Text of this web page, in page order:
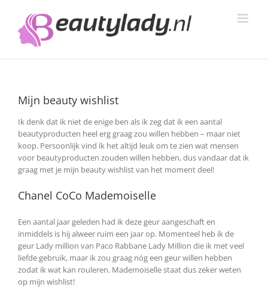
inhoud
Mijn beauty wishlist
Ik denk dat ik niet de enige ben als ik zeg dat ik een aantal
beautyproducten heel erg graag zou willen hebben – maar niet
koop. Persoonlijk vind ik het altijd leuk om te zien wat mensen
voor beautyproducten zouden willen hebben, dus vandaar dat ik
graag met je mijn beauty wishlist van het moment deel!
Chanel CoCo Mademoiselle
Een aantal jaar geleden had ik deze geur aangeschaft en
inmiddels is hij alweer ruim een jaar op. Momenteel heb ik de
geur Lady million van Paco Rabbane Lady Million die ik met veel
liefde gebruik, maar ik zou graag nóg een geur willen hebben
zodat ik wat kan rouleren. Mademoiselle staat dus zeker weten
op mijn wishlist!